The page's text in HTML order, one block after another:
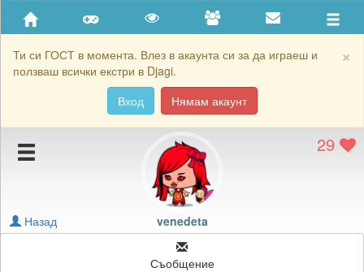
×
Ти си ГОСТ в момента. Влез в акаунта си за да играеш и
ползваш всички екстри в Djagi.
Вход
Нямам акаунт
Приятели
Хронология на игри
Подаръците на venedeta
Картичките на venedeta
Блокирай venedeta
29
venedeta
Назад
Съобщение